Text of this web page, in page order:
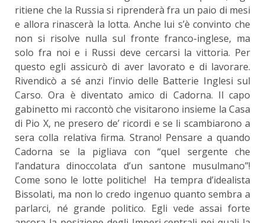
ritiene che la Russia si riprenderà fra un paio di mesi
e allora rinascerà la lotta. Anche lui s’è convinto che
non si risolve nulla sul fronte franco-inglese, ma
solo fra noi e i Russi deve cercarsi la vittoria. Per
questo egli assicurò di aver lavorato e di lavorare.
Rivendicò a sé anzi l’invio delle Batterie Inglesi sul
Carso. Ora è diventato amico di Cadorna. Il capo
gabinetto mi raccontò che visitarono insieme la Casa
di Pio X, ne presero de’ ricordi e se li scambiarono a
sera colla relativa firma. Strano! Pensare a quando
Cadorna se la pigliava con “quel sergente che
l’andatura dinoccolata d’un santone musulmano”!
Come sono le lotte politiche! Ha tempra d’idealista
Bissolati, ma non lo credo ingenuo quanto sembra a
parlarci, né grande politico. Egli vede assai forte